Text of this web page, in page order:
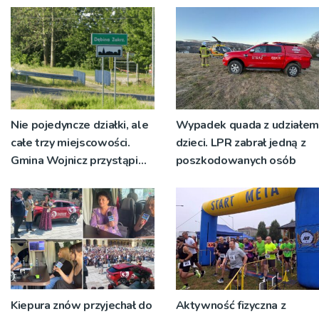
Nie pojedyncze działki, ale
całe trzy miejscowości.
Gmina Wojnicz przystąpi
planistycznych
Wypadek quada z udziałem
dzieci. LPR zabrał jedną z
poszkodowanych osób
Kiepura znów przyjechał do
Aktywność fizyczna z